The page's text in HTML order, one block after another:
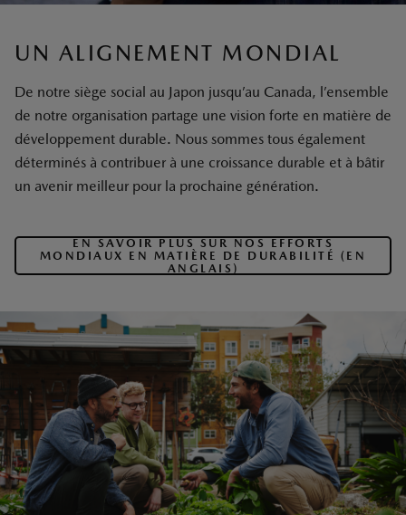
UN ALIGNEMENT MONDIAL
De notre siège social au Japon jusqu’au Canada, l’ensemble
de notre organisation partage une vision forte en matière de
développement durable. Nous sommes tous également
déterminés à contribuer à une croissance durable et à bâtir
un avenir meilleur pour la prochaine génération.
EN SAVOIR PLUS SUR NOS EFFORTS
MONDIAUX EN MATIÈRE DE DURABILITÉ (EN
ANGLAIS)